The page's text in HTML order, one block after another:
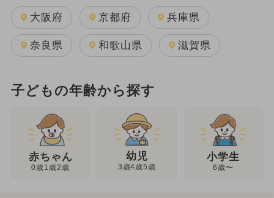
大阪府 京都府 兵庫県
奈良県 和歌山県 滋賀県
子どもの年齢から探す
赤ちゃん
0歳1歳2歳
幼児
3歳4歳5歳
小学生
6歳〜